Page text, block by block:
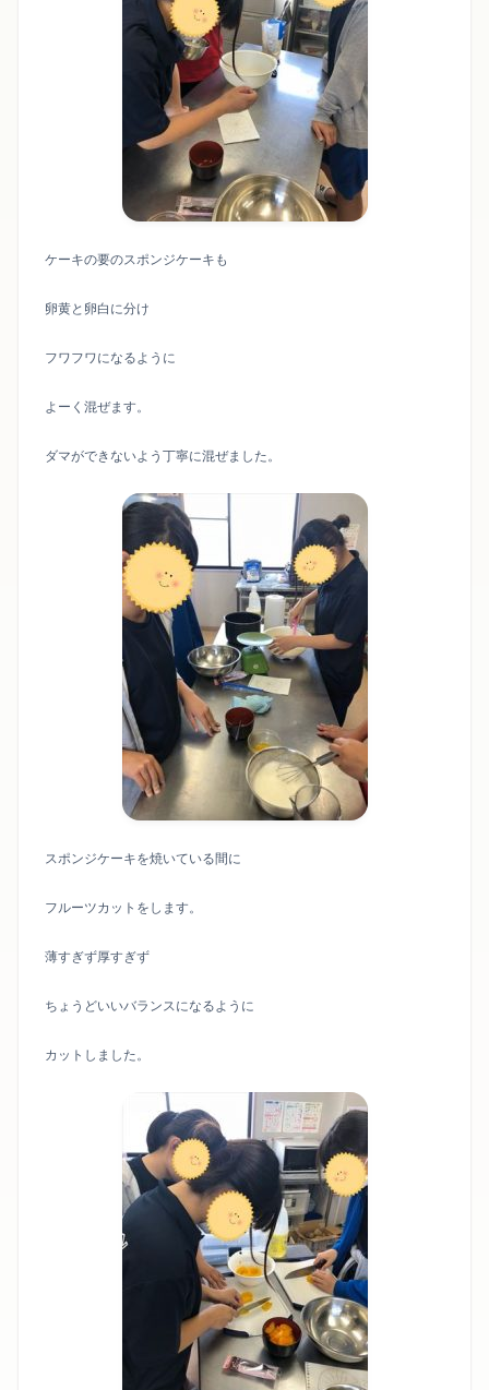
ケーキの要のスポンジケーキも
卵黄と卵白に分け
フワフワになるように
よーく混ぜます。
ダマができないよう丁寧に混ぜました。
スポンジケーキを焼いている間に
フルーツカットをします。
薄すぎず厚すぎず
ちょうどいいバランスになるように
カットしました。